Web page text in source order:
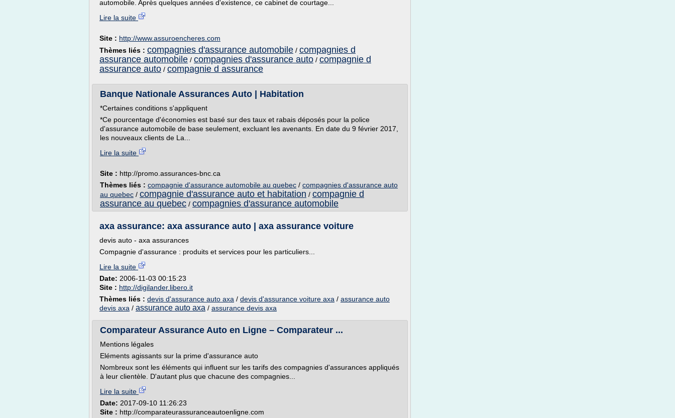
automobile. Après quelques années d'existence, ce cabinet de courtage...
Lire la suite
Site : http://www.assuroencheres.com
Thèmes liés : compagnies d'assurance automobile / compagnies d
assurance automobile / compagnies d'assurance auto / compagnie d
assurance auto / compagnie d assurance
Banque Nationale Assurances Auto | Habitation
*Certaines conditions s'appliquent
*Ce pourcentage d'économies est basé sur des taux et rabais déposés pour la police
d'assurance automobile de base seulement, excluant les avenants. En date du 9 février 2017,
les nouveaux clients de La...
Lire la suite
Site : http://promo.assurances-bnc.ca
Thèmes liés : compagnie d'assurance automobile au quebec / compagnies d'assurance auto
au quebec / compagnie d'assurance auto et habitation / compagnie d
assurance au quebec / compagnies d'assurance automobile
axa assurance: axa assurance auto | axa assurance voiture
devis auto - axa assurances
Compagnie d'assurance : produits et services pour les particuliers...
Lire la suite
Date: 2006-11-03 00:15:23
Site : http://digilander.libero.it
Thèmes liés : devis d'assurance auto axa / devis d'assurance voiture axa / assurance auto
devis axa / assurance auto axa / assurance devis axa
Comparateur Assurance Auto en Ligne – Comparateur ...
Mentions légales
Eléments agissants sur la prime d'assurance auto
Nombreux sont les éléments qui influent sur les tarifs des compagnies d'assurances appliqués
à leur clientèle. D'autant plus que chacune des compagnies...
Lire la suite
Date: 2017-09-10 11:26:23
Site : http://comparateurassuranceautoenligne.com